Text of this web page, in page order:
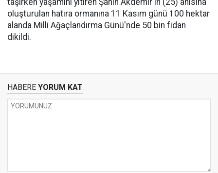
taşırken yaşamını yitiren Şahin Akdemir'in (25) anısına
oluşturulan hatıra ormanına 11 Kasım günü 100 hektar
alanda Milli Ağaçlandırma Günü'nde 50 bin fidan
dikildi.
HABERE YORUM KAT